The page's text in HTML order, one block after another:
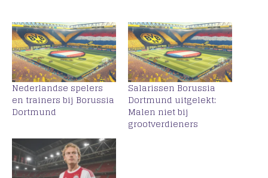
Nederlandse spelers
en trainers bij Borussia
Dortmund
Salarissen Borussia
Dortmund uitgelekt:
Malen niet bij
grootverdieners